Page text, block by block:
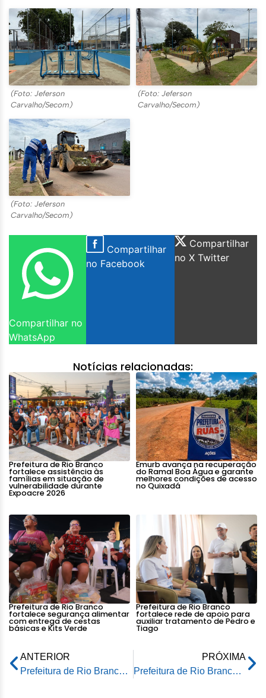
(Foto: Jeferson
Carvalho/Secom)
(Foto: Jeferson
Carvalho/Secom)
(Foto: Jeferson
Carvalho/Secom)
Compartilhar no
WhatsApp
Compartilhar
no Facebook
Compartilhar
no X Twitter
Notícias relacionadas:
Prefeitura de Rio Branco
fortalece assistência às
famílias em situação de
vulnerabilidade durante
Expoacre 2026
Emurb avança na recuperação
do Ramal Boa Água e garante
melhores condições de acesso
no Quixadá
Prefeitura de Rio Branco
fortalece segurança alimentar
com entrega de cestas
básicas e Kits Verde
Prefeitura de Rio Branco
fortalece rede de apoio para
auxiliar tratamento de Pedro e
Tiago
ANTERIOR
Prefeitura de Rio Branco promove ação de vacinação contra meningite neste sábado (28)
PRÓXIMA
Prefeitura de Rio Branco intensifica serviços de limpeza e manutenção nos parques da capital